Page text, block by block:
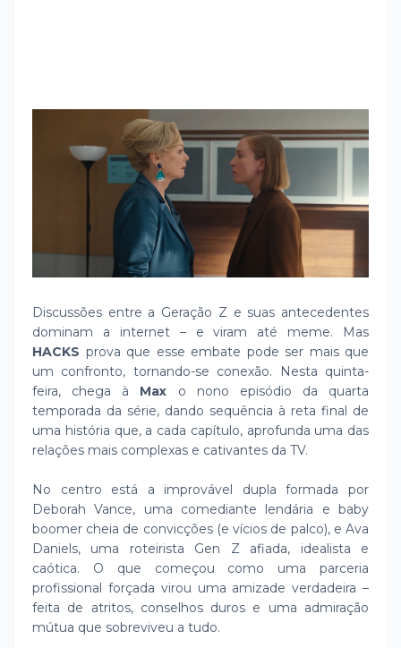
Discussões entre a Geração Z e suas antecedentes
dominam a internet – e viram até meme. Mas
HACKS prova que esse embate pode ser mais que
um confronto, tornando-se conexão. Nesta quinta-
feira, chega à Max o nono episódio da quarta
temporada da série, dando sequência à reta final de
uma história que, a cada capítulo, aprofunda uma das
relações mais complexas e cativantes da TV.
No centro está a improvável dupla formada por
Deborah Vance, uma comediante lendária e baby
boomer cheia de convicções (e vícios de palco), e Ava
Daniels, uma roteirista Gen Z afiada, idealista e
caótica. O que começou como uma parceria
profissional forçada virou uma amizade verdadeira –
feita de atritos, conselhos duros e uma admiração
mútua que sobreviveu a tudo.